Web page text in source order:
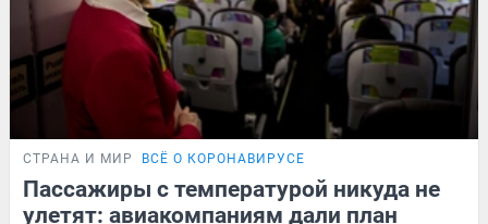
СТРАНА И МИР ВСЁ О КОРОНАВИРУСЕ
Пассажиры с температурой никуда не
улетят: авиакомпаниям дали план